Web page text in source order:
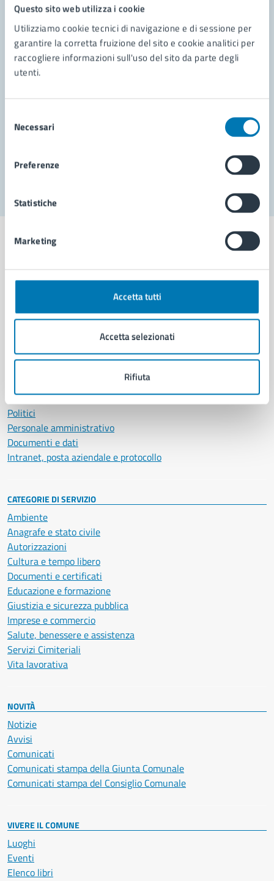
Questo sito web utilizza i cookie
Utilizziamo cookie tecnici di navigazione e di sessione per
garantire la corretta fruizione del sito e cookie analitici per
raccogliere informazioni sull'uso del sito da parte degli
utenti.
delNecessari
Preferenze
Statistiche
Marketing
Accetta tutti
Accetta selezionati
Rifiuta
Contatta il comune
Leggi le domande frequenti
Segnala disservizio
Comune di Napoli
AMMINISTRAZIONE
Organi di governo
Enti e fondazioni
Politici
Personale amministrativo
Documenti e dati
Intranet, posta aziendale e protocollo
CATEGORIE DI SERVIZIO
Ambiente
Anagrafe e stato civile
Autorizzazioni
Cultura e tempo libero
Documenti e certificati
Educazione e formazione
Giustizia e sicurezza pubblica
Imprese e commercio
Salute, benessere e assistenza
Servizi Cimiteriali
Vita lavorativa
NOVITÀ
Notizie
Avvisi
Comunicati
Comunicati stampa della Giunta Comunale
Comunicati stampa del Consiglio Comunale
VIVERE IL COMUNE
Luoghi
Eventi
Elenco libri